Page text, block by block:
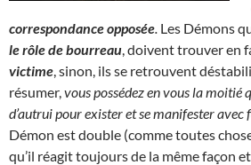
correspondance opposée Les Démons
le rôle de bourreau , doivent trouver en
victime , sinon, ils se retrouvent
résumer, vous possédez en vous la moitié
d’autrui pour exister et se manifester avec
Démon est double (comme toutes
qu’il réagit toujours de la même façon